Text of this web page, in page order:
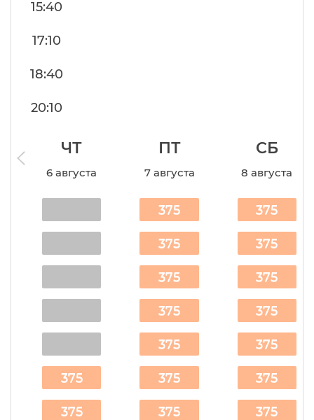
15:40
17:10
18:40
20:10
ЧТ
6 августа
375
375
ПТ
7 августа
375
375
375
375
375
375
375
СБ
8 августа
375
375
375
375
375
375
375